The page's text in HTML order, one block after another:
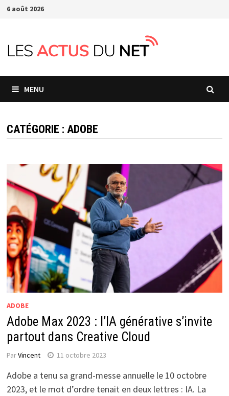
Passer
6 août 2026
MENU
CATÉGORIE : ADOBE
ADOBE
Adobe Max 2023 : l’IA générative s’invite
partout dans Creative Cloud
ParVincent 11 octobre 2023
Adobe a tenu sa grand-messe annuelle le 10 octobre
2023, et le mot d’ordre tenait en deux lettres : IA. La